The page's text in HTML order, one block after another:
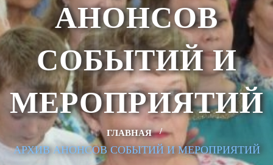
АНОНСОВ
СОБЫТИЙ И
МЕРОПРИЯТИЙ
ГЛАВНАЯ
АРХИВ АНОНСОВ СОБЫТИЙ И МЕРОПРИЯТИЙ